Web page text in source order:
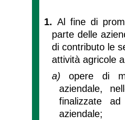
1. Al fine di
parte delle
di contributo le
attività agricole
a)opere di
aziendale,
finalizzate
aziendale;